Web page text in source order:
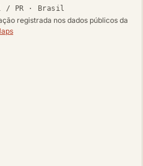
/ PR · Brasil
registrada nos dados públicos da